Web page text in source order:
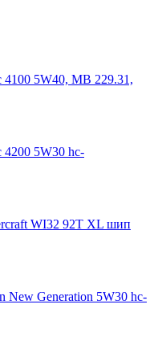
5W40, MB 229.31,
5W30 hc-
WI32 92T XL шип
Generation 5W30 hc-